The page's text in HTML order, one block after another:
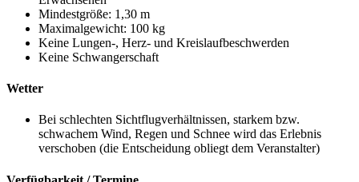
Mindestgröße: 1,30 m
Maximalgewicht: 100 kg
Keine Lungen-, Herz- und Kreislaufbeschwerden
Keine Schwangerschaft
Wetter
Bei schlechten Sichtflugverhältnissen, starkem bzw.
schwachem Wind, Regen und Schnee wird das Erlebnis
verschoben (die Entscheidung obliegt dem Veranstalter)